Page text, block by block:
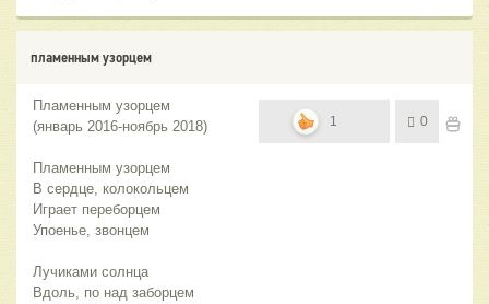
пламенным узорцем
Пламенным узорцем
(январь 2016-ноябрь 2018)
Пламенным узорцем
В сердце, колокольцем
Играет переборцем
Упоенье, звонцем
Лучиками солнца
Вдоль, по над заборцем
1 0